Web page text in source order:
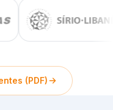
(PDF)